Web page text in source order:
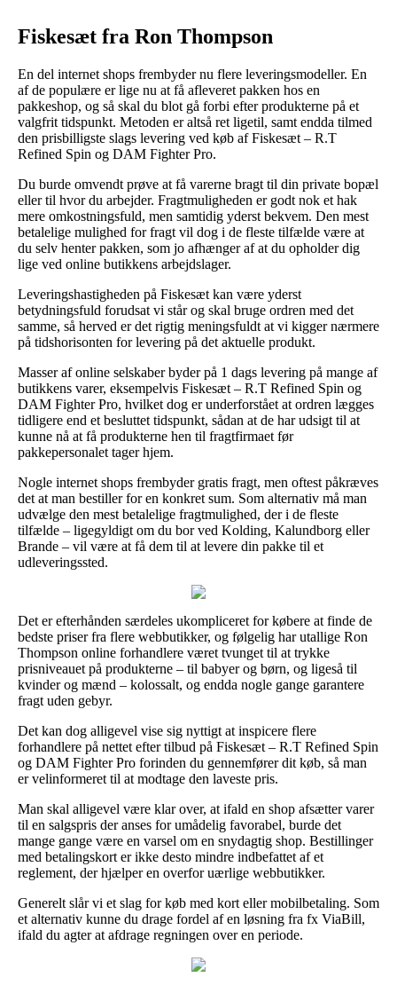
Fiskesæt fra Ron Thompson
En del internet shops frembyder nu flere leveringsmodeller. En
af de populære er lige nu at få afleveret pakken hos en
pakkeshop, og så skal du blot gå forbi efter produkterne på et
valgfrit tidspunkt. Metoden er altså ret ligetil, samt endda tilmed
den prisbilligste slags levering ved køb af Fiskesæt – R.T
Refined Spin og DAM Fighter Pro.
Du burde omvendt prøve at få varerne bragt til din private bopæl
eller til hvor du arbejder. Fragtmuligheden er godt nok et hak
mere omkostningsfuld, men samtidig yderst bekvem. Den mest
betalelige mulighed for fragt vil dog i de fleste tilfælde være at
du selv henter pakken, som jo afhænger af at du opholder dig
lige ved online butikkens arbejdslager.
Leveringshastigheden på Fiskesæt kan være yderst
betydningsfuld forudsat vi står og skal bruge ordren med det
samme, så herved er det rigtig meningsfuldt at vi kigger nærmere
på tidshorisonten for levering på det aktuelle produkt.
Masser af online selskaber byder på 1 dags levering på mange af
butikkens varer, eksempelvis Fiskesæt – R.T Refined Spin og
DAM Fighter Pro, hvilket dog er underforstået at ordren lægges
tidligere end et besluttet tidspunkt, sådan at de har udsigt til at
kunne nå at få produkterne hen til fragtfirmaet før
pakkepersonalet tager hjem.
Nogle internet shops frembyder gratis fragt, men oftest påkræves
det at man bestiller for en konkret sum. Som alternativ må man
udvælge den mest betalelige fragtmulighed, der i de fleste
tilfælde – ligegyldigt om du bor ved Kolding, Kalundborg eller
Brande – vil være at få dem til at levere din pakke til et
udleveringssted.
Det er efterhånden særdeles ukompliceret for købere at finde de
bedste priser fra flere webbutikker, og følgelig har utallige Ron
Thompson online forhandlere været tvunget til at trykke
prisniveauet på produkterne – til babyer og børn, og ligeså til
kvinder og mænd – kolossalt, og endda nogle gange garantere
fragt uden gebyr.
Det kan dog alligevel vise sig nyttigt at inspicere flere
forhandlere på nettet efter tilbud på Fiskesæt – R.T Refined Spin
og DAM Fighter Pro forinden du gennemfører dit køb, så man
er velinformeret til at modtage den laveste pris.
Man skal alligevel være klar over, at ifald en shop afsætter varer
til en salgspris der anses for umådelig favorabel, burde det
mange gange være en varsel om en snydagtig shop. Bestillinger
med betalingskort er ikke desto mindre indbefattet af et
reglement, der hjælper en overfor uærlige webbutikker.
Generelt slår vi et slag for køb med kort eller mobilbetaling. Som
et alternativ kunne du drage fordel af en løsning fra fx ViaBill,
ifald du agter at afdrage regningen over en periode.